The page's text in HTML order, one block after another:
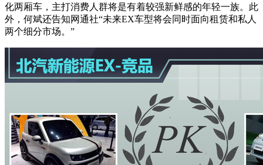
化两厢车，主打消费人群将是有着较强新鲜感的年轻一族。此
外，何斌还告知网通社“未来EX车型将会同时面向租赁和私人
两个细分市场。”